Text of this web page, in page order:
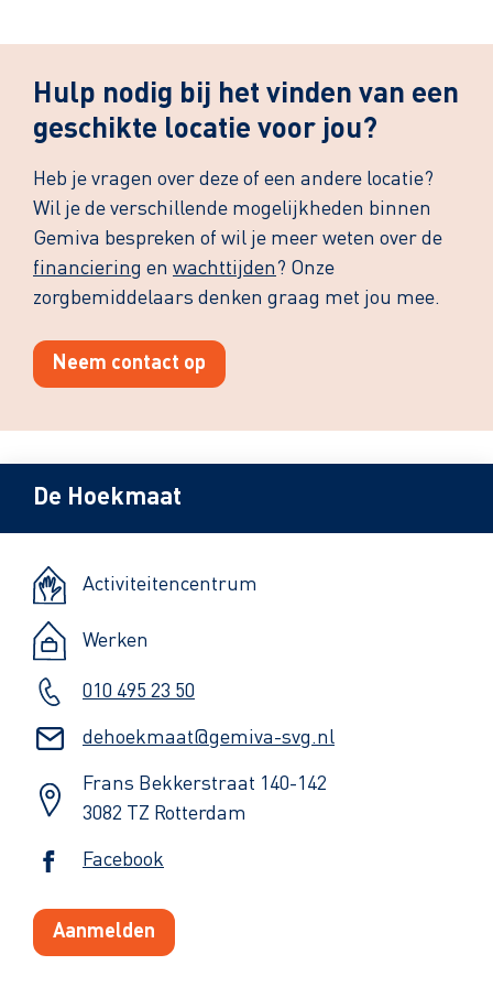
Hulp nodig bij het vinden van een
geschikte locatie voor jou?
Heb je vragen over deze of een andere locatie?
Wil je de verschillende mogelijkheden binnen
Gemiva bespreken of wil je meer weten over de
financiering en wachttijden ? Onze
zorgbemiddelaars denken graag met jou mee.
Neem contact op
De Hoekmaat
Activiteitencentrum
Werken
010 495 23 50
dehoekmaat@gemiva-svg.nl
Frans Bekkerstraat 140-142
3082 TZ Rotterdam
Facebook
Aanmelden